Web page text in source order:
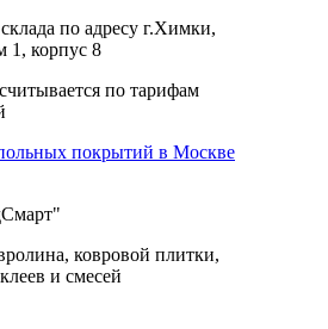
по адресу г.Химки,
1, корпус 8
по тарифам
ковровой плитки,
и смесей